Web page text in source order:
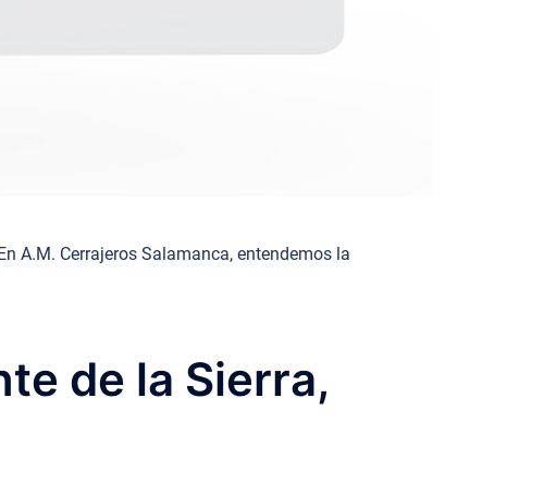
A.M. Cerrajeros Salamanca, entendemos la
de la Sierra,